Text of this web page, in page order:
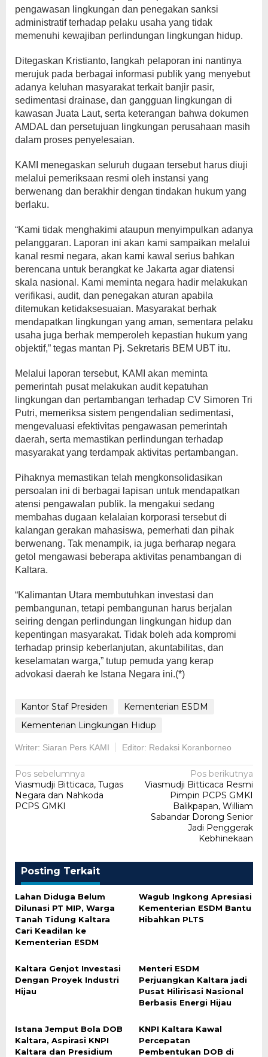
pengawasan lingkungan dan penegakan sanksi
administratif terhadap pelaku usaha yang tidak
memenuhi kewajiban perlindungan lingkungan hidup.
Ditegaskan Kristianto, langkah pelaporan ini nantinya
merujuk pada berbagai informasi publik yang menyebut
adanya keluhan masyarakat terkait banjir pasir,
sedimentasi drainase, dan gangguan lingkungan di
kawasan Juata Laut, serta keterangan bahwa dokumen
AMDAL dan persetujuan lingkungan perusahaan masih
dalam proses penyelesaian.
KAMI menegaskan seluruh dugaan tersebut harus diuji
melalui pemeriksaan resmi oleh instansi yang
berwenang dan berakhir dengan tindakan hukum yang
berlaku.
“Kami tidak menghakimi ataupun menyimpulkan adanya
pelanggaran. Laporan ini akan kami sampaikan melalui
kanal resmi negara, akan kami kawal serius bahkan
berencana untuk berangkat ke Jakarta agar diatensi
skala nasional. Kami meminta negara hadir melakukan
verifikasi, audit, dan penegakan aturan apabila
ditemukan ketidaksesuaian. Masyarakat berhak
mendapatkan lingkungan yang aman, sementara pelaku
usaha juga berhak memperoleh kepastian hukum yang
objektif,” tegas mantan Pj. Sekretaris BEM UBT itu.
Melalui laporan tersebut, KAMI akan meminta
pemerintah pusat melakukan audit kepatuhan
lingkungan dan pertambangan terhadap CV Simoren Tri
Putri, memeriksa sistem pengendalian sedimentasi,
mengevaluasi efektivitas pengawasan pemerintah
daerah, serta memastikan perlindungan terhadap
masyarakat yang terdampak aktivitas pertambangan.
Pihaknya memastikan telah mengkonsolidasikan
persoalan ini di berbagai lapisan untuk mendapatkan
atensi pengawalan publik. Ia mengakui sedang
membahas dugaan kelalaian korporasi tersebut di
kalangan gerakan mahasiswa, pemerhati dan pihak
berwenang. Tak menampik, ia juga berharap negara
getol mengawasi beberapa aktivitas penambangan di
Kaltara.
“Kalimantan Utara membutuhkan investasi dan
pembangunan, tetapi pembangunan harus berjalan
seiring dengan perlindungan lingkungan hidup dan
kepentingan masyarakat. Tidak boleh ada kompromi
terhadap prinsip keberlanjutan, akuntabilitas, dan
keselamatan warga,” tutup pemuda yang kerap
advokasi daerah ke Istana Negara ini.(*)
Kantor Staf Presiden
Kementerian ESDM
Kementerian Lingkungan Hidup
Writer: Siaran Pers KAMI Editor: Redaksi Koranborneo
Navigasi
pos
Pos sebelumnya
Viasmudji Bitticaca, Tugas
Negara dan Nahkoda
PCPS GMKI
Pos berikutnya
Viasmudji Bitticaca Resmi
Pimpin PCPS GMKI
Balikpapan, William
Sabandar Dorong Senior
Jadi Penggerak
Kebhinekaan
Posting Terkait
Lahan Diduga Belum
Dilunasi PT MIP, Warga
Tanah Tidung Kaltara
Cari Keadilan ke
Kementerian ESDM
Wagub Ingkong Apresiasi
Kementerian ESDM Bantu
Hibahkan PLTS
Kaltara Genjot Investasi
Dengan Proyek Industri
Hijau
Menteri ESDM
Perjuangkan Kaltara jadi
Pusat Hilirisasi Nasional
Berbasis Energi Hijau
Istana Jemput Bola DOB
Kaltara, Aspirasi KNPI
Kaltara dan Presidium
KNPI Kaltara Kawal
Percepatan
Pembentukan DOB di